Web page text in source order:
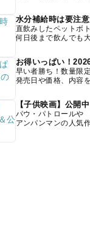
水分補給時は要注意
直飲みしたペットボト
何日後まで飲んでも
お得いっぱい！
早い者勝ち！数量限
発売日や価格、内容
【子供映画】公開
パウ・パトロールや
アンパンマンの人気